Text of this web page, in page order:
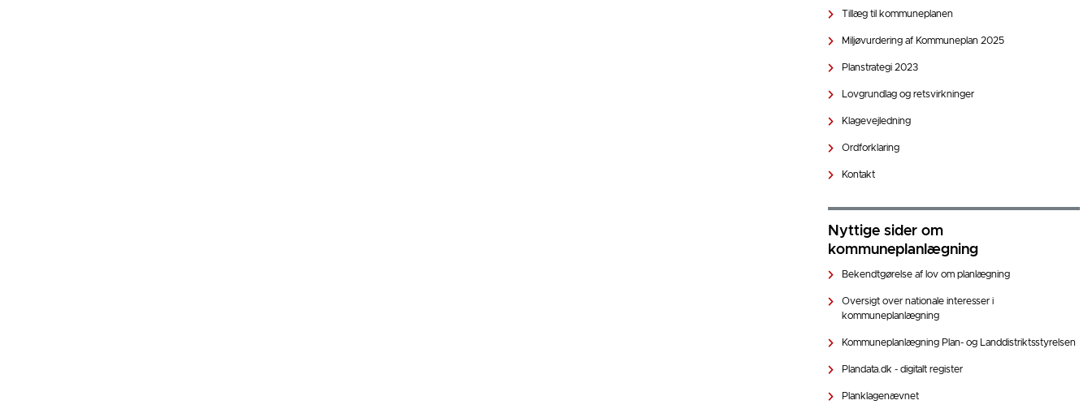
Tillæg til kommuneplanen
Miljøvurdering af Kommuneplan 2025
Planstrategi 2023
Lovgrundlag og retsvirkninger
Klagevejledning
Ordforklaring
Kontakt
Nyttige sider om
kommuneplanlægning
Bekendtgørelse af lov om planlægning
Oversigt over nationale interesser i
kommuneplanlægning
Kommuneplanlægning Plan- og Landdistriktsstyrelsen
Plandata.dk - digitalt register
Planklagenævnet